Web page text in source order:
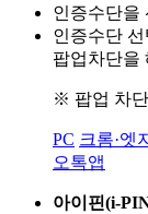
인증수단을
인증수단
팝업차단을
※ 팝업 차
PC 크롬·엣
오톡앱
아이핀(i-